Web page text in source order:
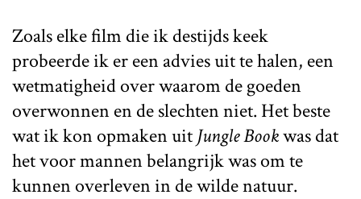
Zoals elke film die ik destijds keek
probeerde ik er een advies uit te halen, een
wetmatigheid over waarom de goeden
overwonnen en de slechten niet. Het beste
wat ik kon opmaken uit Jungle Bookwas dat
het voor mannen belangrijk was om te
kunnen overleven in de wilde natuur.